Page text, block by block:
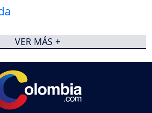
VER MÁS +